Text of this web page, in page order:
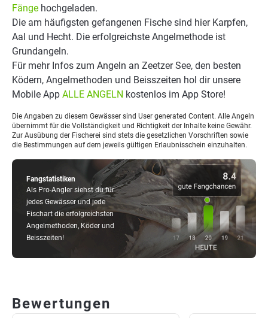
Fangstatistiken
Als Pro-Angler siehst du für
jedes Gewässer und jede
Fischart die erfolgreichsten
Angelmethoden, Köder und
Beisszeiten!
Fänge hochgeladen.
Die am häufigsten gefangenen Fische sind hier Karpfen,
Aal und Hecht. Die erfolgreichste Angelmethode ist
Grundangeln.
Für mehr Infos zum Angeln an Zeetzer See, den besten
Ködern, Angelmethoden und Beisszeiten hol dir unsere
Mobile App ALLE ANGELN kostenlos im App Store!
Die Angaben zu diesem Gewässer sind User generated Content. Alle Angeln
übernimmt für die Vollständigkeit und Richtigkeit der Inhalte keine Gewähr.
Zur Ausübung der Fischerei sind stets die gesetzlichen Vorschriften sowie
die Bestimmungen auf dem jeweils gültigen Erlaubnisschein einzuhalten.
Bewertungen